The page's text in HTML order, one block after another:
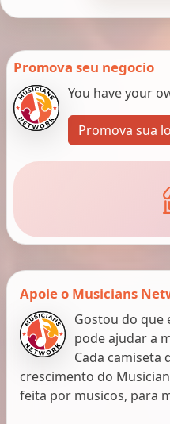
Promova seu negocio
You have your
Promova sua
Apoie o Musicians
Gostou do que
pode ajudar a
Cada camiseta
crescimento do
feita por musicos, para